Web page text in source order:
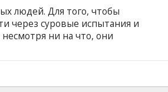
людей. Для того, чтобы
через суровые испытания и
ни на что, они
Ravin, Pierce Brosnan, Chris
Cценарий: Will Fetters Фильм
и русском языках.